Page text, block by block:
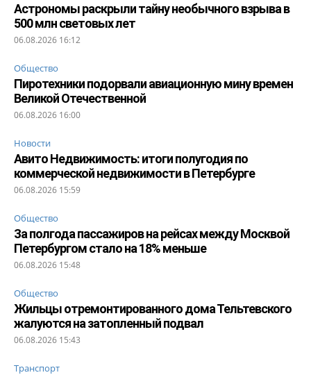
Астрономы раскрыли тайну необычного взрыва в
500 млн световых лет
06.08.2026 16:12
Общество
Пиротехники подорвали авиационную мину времен
Великой Отечественной
06.08.2026 16:00
Новости
Авито Недвижимость: итоги полугодия по
коммерческой недвижимости в Петербурге
06.08.2026 15:59
Общество
За полгода пассажиров на рейсах между Москвой
Петербургом стало на 18% меньше
06.08.2026 15:48
Общество
Жильцы отремонтированного дома Тельтевского
жалуются на затопленный подвал
06.08.2026 15:43
Транспорт